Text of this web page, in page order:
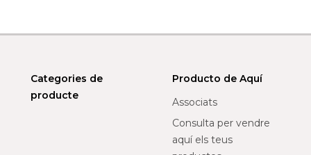
Categories de
producte
Producto de Aquí
Associats
Consulta per vendre
aquí els teus